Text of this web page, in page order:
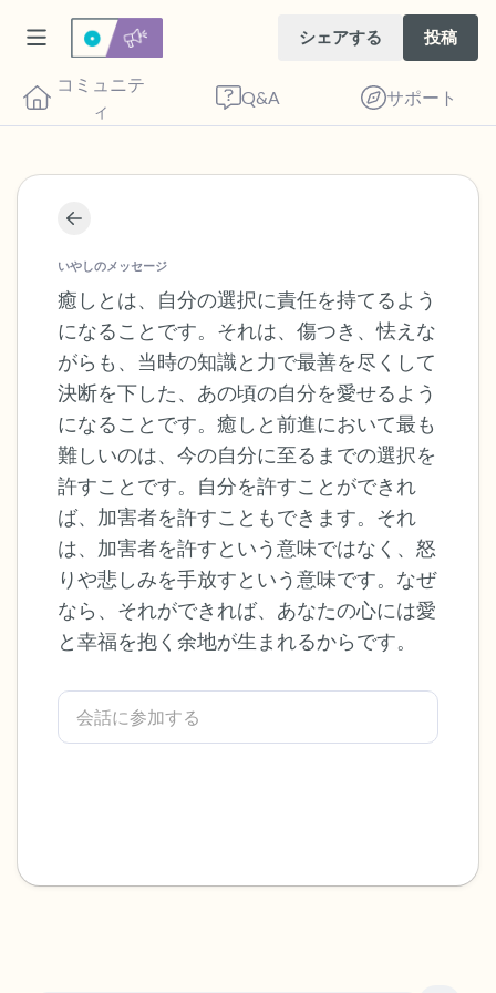
シェアする 投稿
コミュニテ
ィ
Q&A サポート
いやしのメッセージ
癒しとは、自分の選択に責任を持てるよう
になることです。それは、傷つき、怯えな
がらも、当時の知識と力で最善を尽くして
決断を下した、あの頃の自分を愛せるよう
になることです。癒しと前進において最も
難しいのは、今の自分に至るまでの選択を
許すことです。自分を許すことができれ
ば、加害者を許すこともできます。それ
は、加害者を許すという意味ではなく、怒
りや悲しみを手放すという意味です。なぜ
なら、それができれば、あなたの心には愛
と幸福を抱く余地が生まれるからです。
座り心地の良い場所を見つけてください。
目を軽く閉じて、深呼吸を数回します。鼻
から息を吸い（3つ数え）、口から息を吐
きます（3つ数え）。さあ、目を開けて周
りを見回してください。以下のことを声に
出して言ってみてください。
見えるもの5つ（部屋の中と窓の外を見る
ことができます）
感じるもの4つ（目の前にあるもので触れ
るものは何ですか？）
聞こえるもの3つ
匂いを嗅ぐもの2つ
自分の好きなところ1つ。